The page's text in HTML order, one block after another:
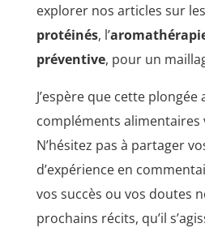
explorer nos articles sur les
protéinés, l’
préventive, pour un
J’espère que cette
compléments alimentaires
N’hésitez pas à partager
d’expérience en
vos succès ou vos doutes
prochains récits, qu’il